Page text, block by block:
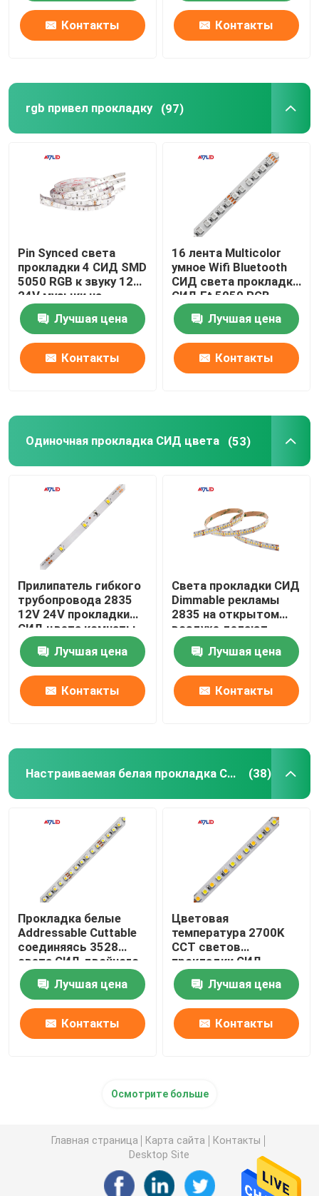
Контакты Контакты
rgb привел прокладку (97)
Pin Synced света
прокладки 4 СИД SMD
5050 RGB к звуку 12V
24V музыки на
открытом воздухе
делает водостойким
Лучшая цена
Контакты
16 лента Multicolor
умное Wifi Bluetooth
СИД света прокладки
СИД Ft 5050 RGB
Controllable
Лучшая цена
Контакты
Одиночная прокладка СИД цвета (53)
Прилипатель гибкого
трубопровода 2835
12V 24V прокладки
СИД цвета комнаты
одиночный белый
изготовленный на
заказ устанавливая
погодостойкий
Лучшая цена
Контакты
Света прокладки СИД
Dimmable рекламы
2835 на открытом
воздухе делают
изготовленную на
заказ устанавливая
теплую белизну
водостойким
Лучшая цена
Контакты
Настраиваемая белая прокладка СИД (38)
Прокладка белые
Addressable Cuttable
соединяясь 3528
света СИД двойного
цвета CCT на
открытом воздухе
Лучшая цена
Контакты
Цветовая
температура 2700K
CCT светов
прокладки СИД
Dimmable
настраиваемая белая
регулируемая к 6500K
5050
Лучшая цена
Контакты
Осмотрите больше
Главная страница Карта сайта
Контакты
Desktop Site